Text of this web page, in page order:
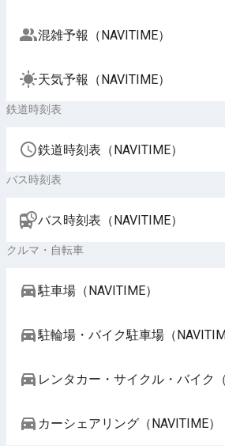
混雑予報（NAVITIME）
天気予報（NAVITIME）
鉄道時刻表
鉄道時刻表（NAVITIME）
バス時刻表
バス時刻表（NAVITIME）
クルマ・自転車
駐車場（NAVITIME）
駐輪場・バイク駐車場（
レンタカー・サイクル・バイク（
カーシェアリング（NAVITIME）